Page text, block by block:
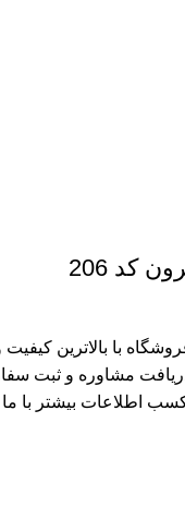
کد 206
با بالاترین کیفیت
مشاوره و ثبت
کسب اطلاعات بیشتر با